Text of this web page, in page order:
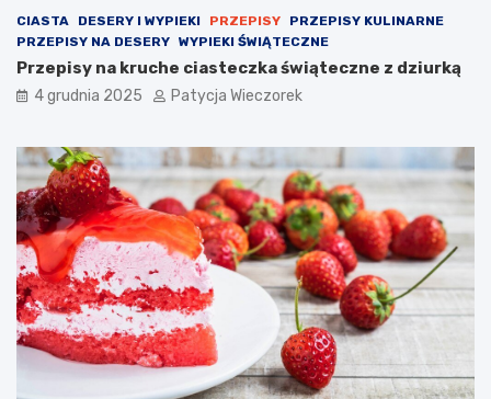
CIASTA DESERY I WYPIEKI PRZEPISY
PRZEPISY KULINARNE
PRZEPISY NA DESERY WYPIEKI ŚWIĄTECZNE
Przepisy na kruche ciasteczka świąteczne z dziurką
4 grudnia 2025 Patycja Wieczorek